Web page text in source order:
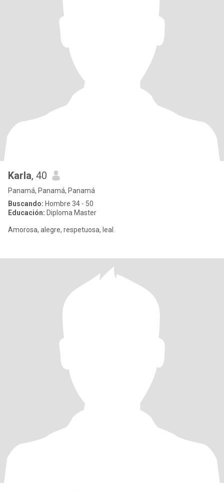
Karla, 40
Panamá, Panamá, Panamá
Buscando: Hombre 34 - 50
Educación: Diploma Master
Amorosa, alegre, respetuosa, leal.